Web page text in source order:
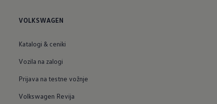
VOLKSWAGEN
Katalogi & ceniki
Vozila na zalogi
Prijava na testne vožnje
Volkswagen Revija